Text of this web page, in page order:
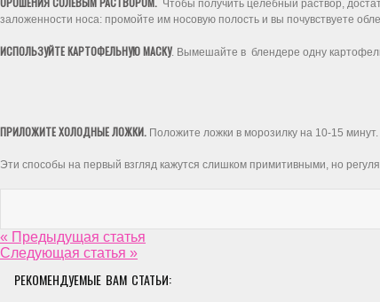
Чтобы получить целебный раствор,
заложенности носа: промойте им носовую полость и вы почувствуете
ИСПОЛЬЗУЙТЕ КАРТОФЕЛЬНУЮ МАСКУ. Вымешайте в блендере одну
ПРИЛОЖИТЕ ХОЛОДНЫЕ ЛОЖКИ. Положите ложки в морозилку на 10-15
Эти способы на первый взгляд кажутся слишком примитивными, но
« Предыдущая статья
Следующая статья »
РЕКОМЕНДУЕМЫЕ ВАМ СТАТЬИ: